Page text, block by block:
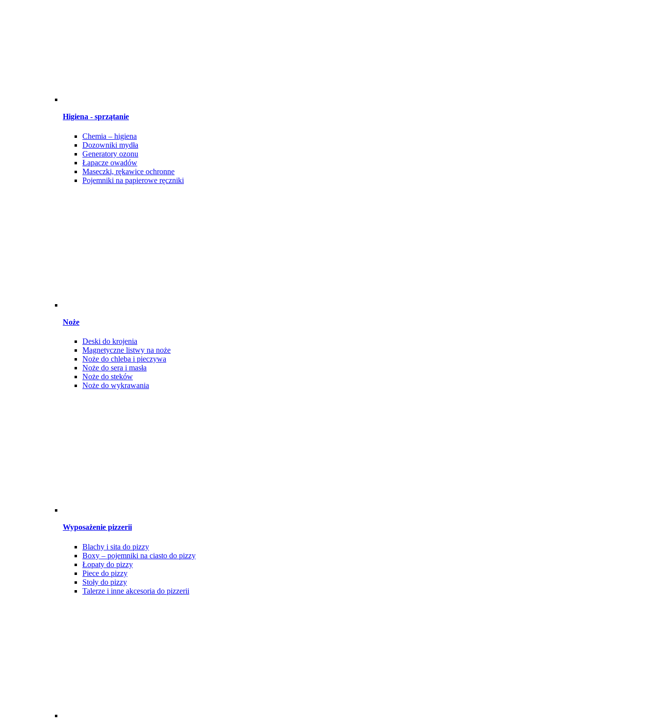
Higiena - sprzątanie
Chemia – higiena
Dozowniki mydła
Generatory ozonu
Łapacze owadów
Maseczki, rękawice ochronne
Pojemniki na papierowe ręczniki
Noże
Deski do krojenia
Magnetyczne listwy na noże
Noże do chleba i pieczywa
Noże do sera i masła
Noże do steków
Noże do wykrawania
Wyposażenie pizzerii
Blachy i sita do pizzy
Boxy – pojemniki na ciasto do pizzy
Łopaty do pizzy
Piece do pizzy
Stoły do pizzy
Talerze i inne akcesoria do pizzerii